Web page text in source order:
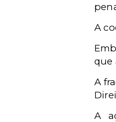
A
que
A
A